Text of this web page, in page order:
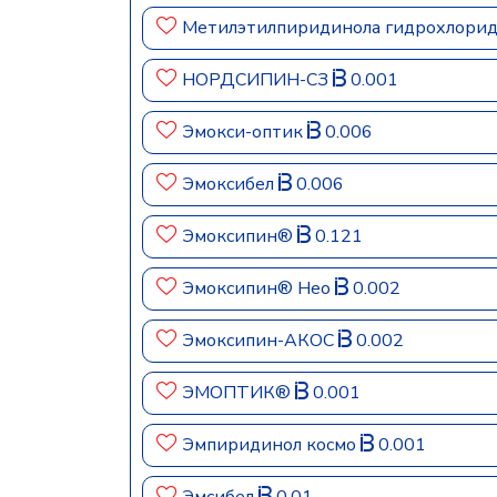
Метилэтилпиридинола гидрохлорид
НОРДСИПИН-СЗ 0.001
Эмокси-оптик 0.006
Эмоксибел 0.006
Эмоксипин® 0.121
Эмоксипин® Нео 0.002
Эмоксипин-АКОС 0.002
ЭМОПТИК® 0.001
Эмпиридинол космо 0.001